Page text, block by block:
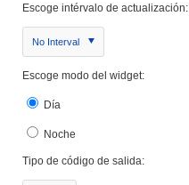
Escoge intérvalo de actualización:
No Interval
Escoge modo del widget:
Día
Noche
Tipo de código de salida: